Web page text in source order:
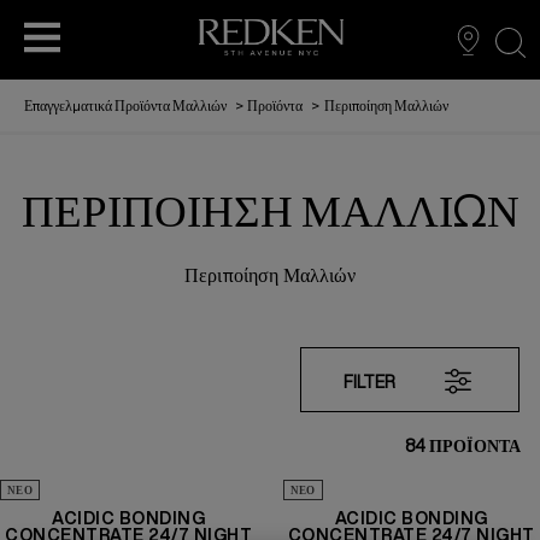
ΠΕΡΙΠΟΙΗΣΗ ΜΑΛΛΙΩΝ
ΧΡΩΜΑ ΜΑΛΛΙΩΝ
ACCESS
Επαγγελματικά Προϊόντα Μαλλιών > Προϊόντα > Περιποίηση Μαλλιών
ΠΕΡΙΠΟΊΗΣΗ ΜΑΛΛΙΏΝ
Περιποίηση Μαλλιών
84 ΠΡΟΪΟΝΤΑ
FILTER
ΝΈΟ
ACIDIC BONDING
CONCENTRATE 24/7 NIGHT
ΝΈΟ
ACIDIC BONDING
CONCENTRATE 24/7 NIGHT